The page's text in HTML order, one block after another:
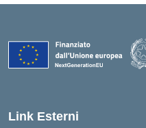
Link Esterni